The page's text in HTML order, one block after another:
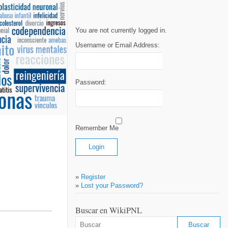
You are not currently logged in.
Username or Email Address:
Password:
Remember Me
» Register
» Lost your Password?
Buscar en WikiPNL